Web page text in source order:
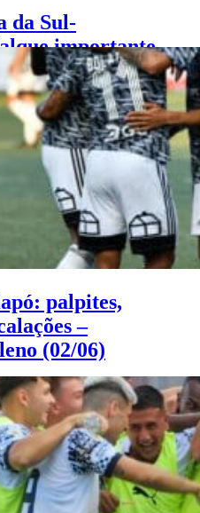
da Sul-
importante
palpites,
–
(02/06)
onde assistir e
(02/06)